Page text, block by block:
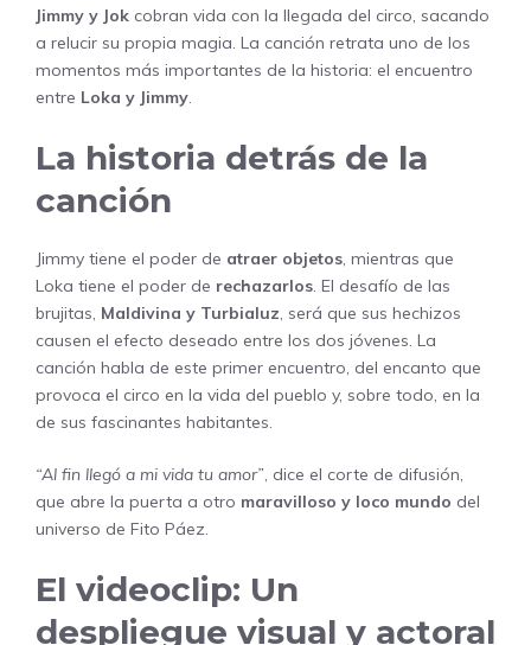
Jimmy y Jok cobran vida con la llegada del circo, sacando
a relucir su propia magia. La canción retrata uno de los
momentos más importantes de la historia: el encuentro
entre Loka y Jimmy.
La historia detrás de la
canción
Jimmy tiene el poder de atraer objetos, mientras que
Loka tiene el poder de rechazarlos. El desafío de las
brujitas, Maldivina y Turbialuz, será que sus hechizos
causen el efecto deseado entre los dos jóvenes. La
canción habla de este primer encuentro, del encanto que
provoca el circo en la vida del pueblo y, sobre todo, en la
de sus fascinantes habitantes.
“Al fin llegó a mi vida tu amor”, dice el corte de difusión,
que abre la puerta a otro maravilloso y loco mundo del
universo de Fito Páez.
El videoclip: Un
despliegue visual y actoral